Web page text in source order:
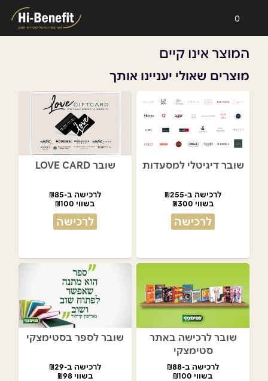
0
המוצר אינו קיים
מוצרים שאולי יעניינו אותך
שובר דיגיטלי למסעדות
לרכישה ב-₪255
בשווי ₪300
לרכישה
שובר LOVE CARD
לרכישה ב-₪85
בשווי ₪100
לרכישה
שובר לרכישה באתר
סטימצקי
לרכישה ב-₪88
בשווי ₪100
שובר לספר בסטימצקי
לרכישה ב-₪29
בשווי ₪98